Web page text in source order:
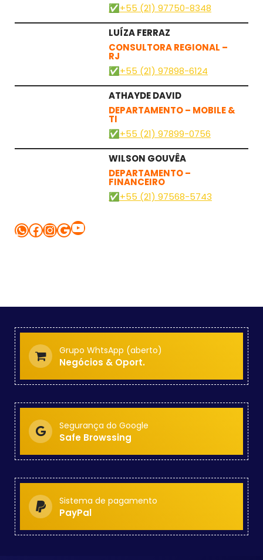
✅+55 (21) 97750-8348
LUÍZA FERRAZ
CONSULTORAREGIONAL –
RJ
✅+55 (21) 97898-6124
ATHAYDE DAVID
DEPARTAMENTO – MOBILE &
TI
✅+55 (21) 97899-0756
WILSON GOUVÊA
DEPARTAMENTO –
FINANCEIRO
✅+55 (21) 97568-5743
WhatsApp Facebook InstagramGoogle Youtube
Grupo WhtsApp (aberto)
Negócios & Oport.
Segurança do Google
Safe Browssing
Sistema de pagamento
PayPal